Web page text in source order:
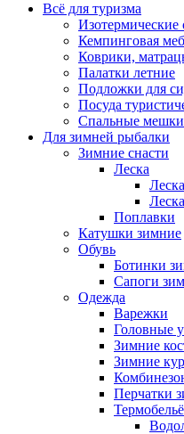
Всё для туризма
Изотермические
Кемпинговая
Коврики,
Палатки летние
Подложки для
Посуда
Спальные мешки
Для зимней рыбалки
Зимние снасти
Леска
Поплавки
Катушки зимние
Обувь
Ботинки
Сапоги
Одежда
Варежки
Головные
Зимние
Зимние
Перчатки
Термобельё